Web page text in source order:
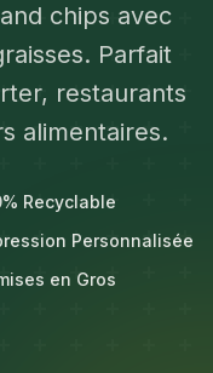
chips avec
Parfait
restaurants
alimentaires.
Recyclable
Personnalisée
en Gros